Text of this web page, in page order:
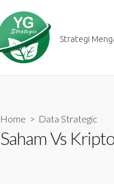
Strategi
Home > Data Strategic
Saham Vs